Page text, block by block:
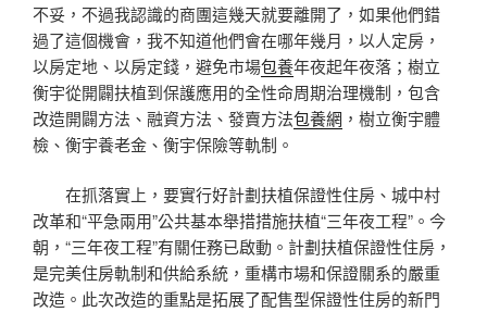
不妥，不過我認識的商團這幾天就要離開了，如果他們錯
過了這個機會，我不知道他們會在哪年幾月，以人定房，
以房定地、以房定錢，避免市場包養年夜起年夜落；樹立
衡宇從開闢扶植到保護應用的全性命周期治理機制，包含
改造開闢方法、融資方法、發賣方法包養網 ，樹立衡宇體
檢、衡宇養老金、衡宇保險等軌制。
在抓落實上，要實行好計劃扶植保證性住房、城中村
改革和“平急兩用”公共基本舉措措施扶植“三年夜工程”。今
朝，“三年夜工程”有關任務已啟動。計劃扶植保證性住房，
是完美住房軌制和供給系統，重構市場和保證關系的嚴重
改造。此次改造的重點是拓展了配售型保證性住房的新門